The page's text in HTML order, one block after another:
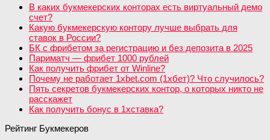
В каких букмекерских конторах есть виртуальный демо
счет?
Какую букмекерскую контору лучше выбрать для
ставок в России?
БК с фрибетом за регистрацию и без депозита в 2025
Париматч — фрибет 1000 рублей
Как получить фрибет от Winline?
Почему не работает 1xbet.com (1хбет)? Что случилось?
Пять секретов букмекерских контор, о которых никто не
расскажет
Как получить бонус в 1хставка?
Рейтинг Букмекеров